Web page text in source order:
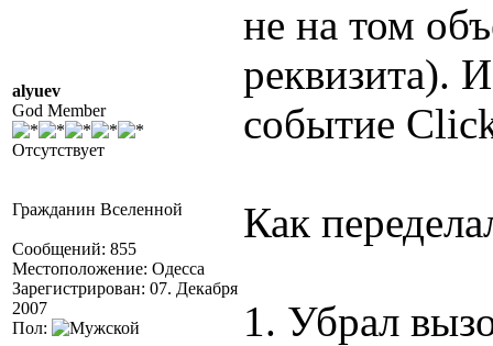
alyuev
God Member
Отсутствует
Гражданин Вселенной
Сообщений: 855
Местоположение: Одесса
Зарегистрирован: 07. Декабря
2007
Пол:
не на том
реквизита).
событие
Как
1. Убрал